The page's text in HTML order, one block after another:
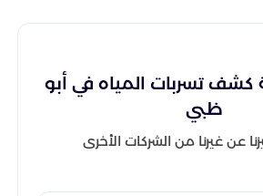
كشف تسربات المياه في أبو
ظبي
عن غيرنا من الشركات الأخرى